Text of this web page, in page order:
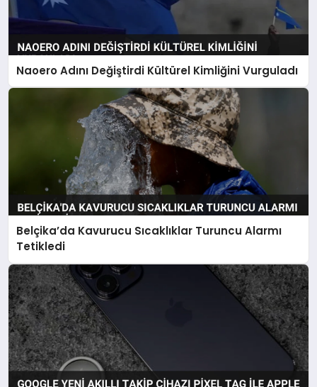
Naoero Adını Değiştirdi Kültürel Kimliğini Vurguladı
Belçika’da Kavurucu Sıcaklıklar Turuncu Alarmı
Tetikledi